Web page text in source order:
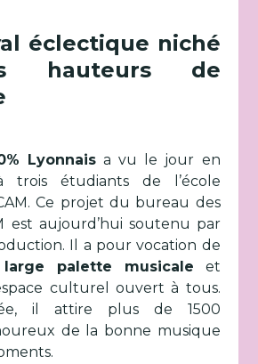
éclectique niché
hauteurs de
Lyonnaisa vu le jour en
trois étudiants de l’école
Ce projet du bureau des
est aujourd’hui soutenu par
Il a pour vocation de
large palette musicale et
culturel ouvert à tous.
il attire plus de 1500
de la bonne musique